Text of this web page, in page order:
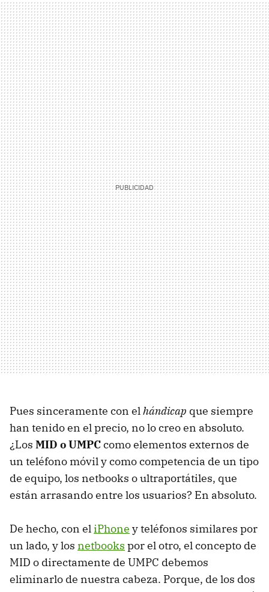
Pues sinceramente con elhándicap que siempre
han tenido en el precio, no lo creo en absoluto.
¿Los MID o UMPCcomo elementos externos de
un teléfono móvil y como competencia de un tipo
de equipo, los netbooks o ultraportátiles, que
están arrasando entre los usuarios? En absoluto.
De hecho, con eliPhone y teléfonos similares por
un lado, y los netbooks por el otro, el concepto de
MID o directamente de UMPC debemos
eliminarlo de nuestra cabeza. Porque, de los dos